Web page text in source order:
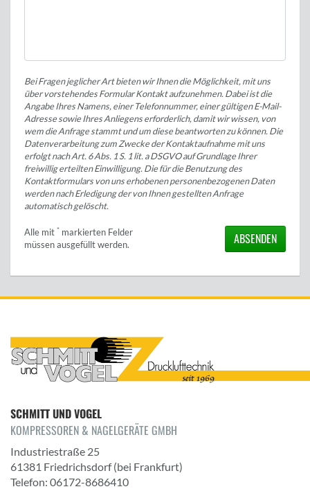
Bei Fragen jeglicher Art bieten wir Ihnen die Möglichkeit, mit uns
über vorstehendes Formular Kontakt aufzunehmen. Dabei ist die
Angabe Ihres Namens, einer Telefonnummer, einer gültigen E-Mail-
Adresse sowie Ihres Anliegens erforderlich, damit wir wissen, von
wem die Anfrage stammt und um diese beantworten zu können. Die
Datenverarbeitung zum Zwecke der Kontaktaufnahme mit uns
erfolgt nach Art. 6 Abs. 1 S. 1 lit. a DSGVO auf Grundlage Ihrer
freiwillig erteilten Einwilligung. Die für die Benutzung des
Kontaktformulars von uns erhobenen personenbezogenen Daten
werden nach Erledigung der von Ihnen gestellten Anfrage
automatisch gelöscht.
Alle mit * markierten Felder
müssen ausgefüllt werden.
ABSENDEN
SCHMITT UND VOGEL
KOMPRESSOREN & NAGELGERÄTE GMBH
Industriestraße 25
61381 Friedrichsdorf(bei Frankfurt)
Telefon: 06172-8686410